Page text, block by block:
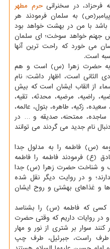
فرحزاد، در سخنرانیحرم مطهر
به سلمان فرمودند هر
با من در بهشت خواهد بود
جهنم خواهد سوخت؛ ای سلمان
به درد انسان می خورد که راحت ترین آنها
است.
به حضرت زهرا (س) است و هم
الثانی است، اظهار داشت: نام
از القاب ایشان است که بیش
راضیه، مرضیه، محدثه، تقیه،
زکیه، طاهره، بتول، عالمه،
ساجده، ممتحنه، صدیقه و … در
نام جدید می گردند می توانند
(س) فاطمه را به مدلول جدا
(ع) فرمودند فاطمه را فاطمه
درک و شناخت حضرت زهرا (س) جدا
و در روایت دیگر نقل شده
و غذاهای بهشتی و روح ایشان
کسی که فاطمه (س) را بشناسد
روایات داریم که وقتی حضرت
سوار بر شتری از نور و مهار
طرف راست، جبرئیل، طرف چپ